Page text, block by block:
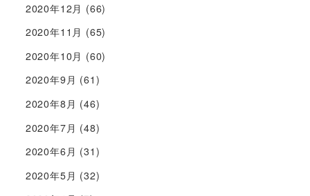
2020年12月 (66)
2020年11月 (65)
2020年10月 (60)
2020年9月 (61)
2020年8月 (46)
2020年7月 (48)
2020年6月 (31)
2020年5月 (32)